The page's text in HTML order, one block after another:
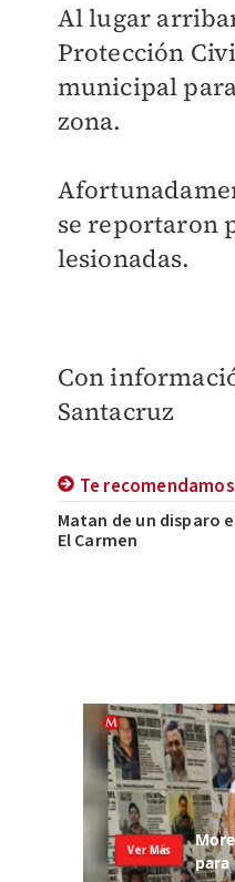
Al lugar
Protección
municipal
zona.
se reportaron
lesionadas.
Con
Santacruz
Te recomendamos
Matan de un disparo
El Carmen